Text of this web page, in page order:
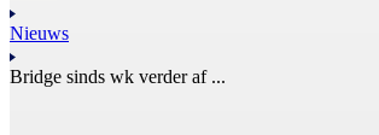
Nieuws
Bridge sinds wk verder af ...